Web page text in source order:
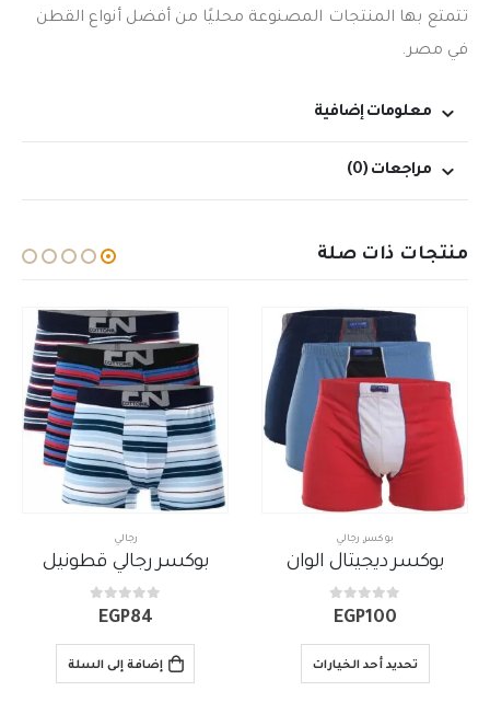
تتمتع بها المنتجات المصنوعة محليًا من أفضل أنواع القطن
في مصر.
معلومات إضافية
مراجعات (0)
منتجات ذات صلة
رجالي
بوكسر رجالي قطونيل
0
out of 5
EGP84
إضافة إلى السلة
رجالي
out of 5
EGP65
إضافة إلى السلة